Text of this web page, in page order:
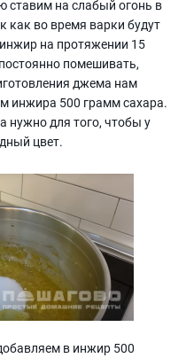
ставим на слабый огонь в
как во время варки будут
на протяжении 15
помешивать,
джема нам
инжира 500 грамм сахара.
нужно для того, чтобы у
цвет.
в инжир 500